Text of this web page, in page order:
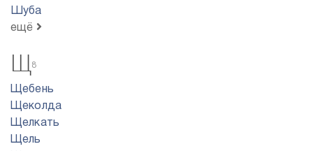
Шуба
ещё
Щ8
Щебень
Щеколда
Щелкать
Щель